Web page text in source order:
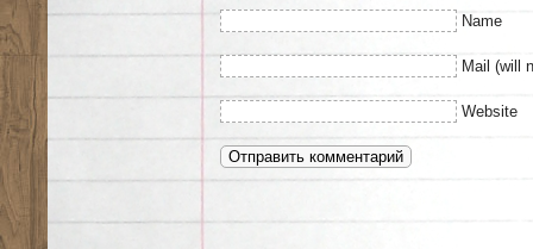
Name
Mail (will
Website